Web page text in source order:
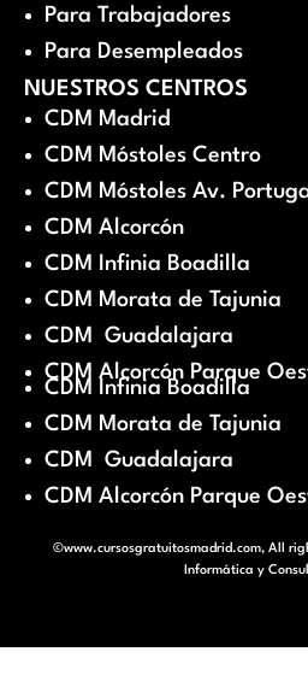
Para Trabajadores
Para Desempleados
NUESTROS CENTROS
CDM Madrid
CDM Móstoles Centro
CDM Móstoles Av.
CDM Alcorcón
CDM Infinia Boadilla
CDM Morata de Tajunia
CDM Guadalajara
CDM Alcorcón Parque
CDM Infinia Boadilla
CDM Morata de Tajunia
CDM Guadalajara
CDM Alcorcón Parque
©www.cursosgratuitosmadrid.com, All
Informática y